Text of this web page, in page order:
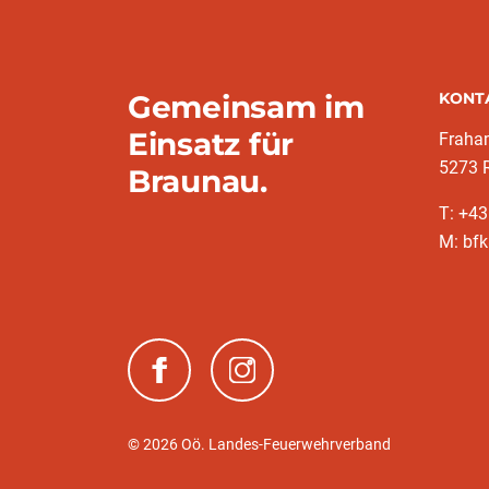
Gemeinsam im
Einsatz für
Braunau.
5273
T:
M:
(neues Fenster)(neues Fenster)
© 2026 Oö. Landes-Feuerwehrverband